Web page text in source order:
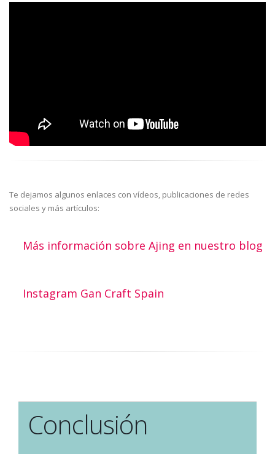
Te dejamos algunos enlaces con vídeos, publicaciones de redes
sociales y más artículos:
Más información sobre Ajing en nuestro blog
Instagram Gan Craft Spain
Conclusión